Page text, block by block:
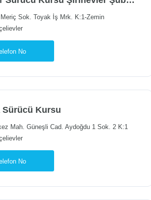
Sok. Toyak İş Mrk. K:1-Zemin
No
Sürücü Kursu
Mah. Güneşli Cad. Aydoğdu 1 Sok. 2 K:1
No